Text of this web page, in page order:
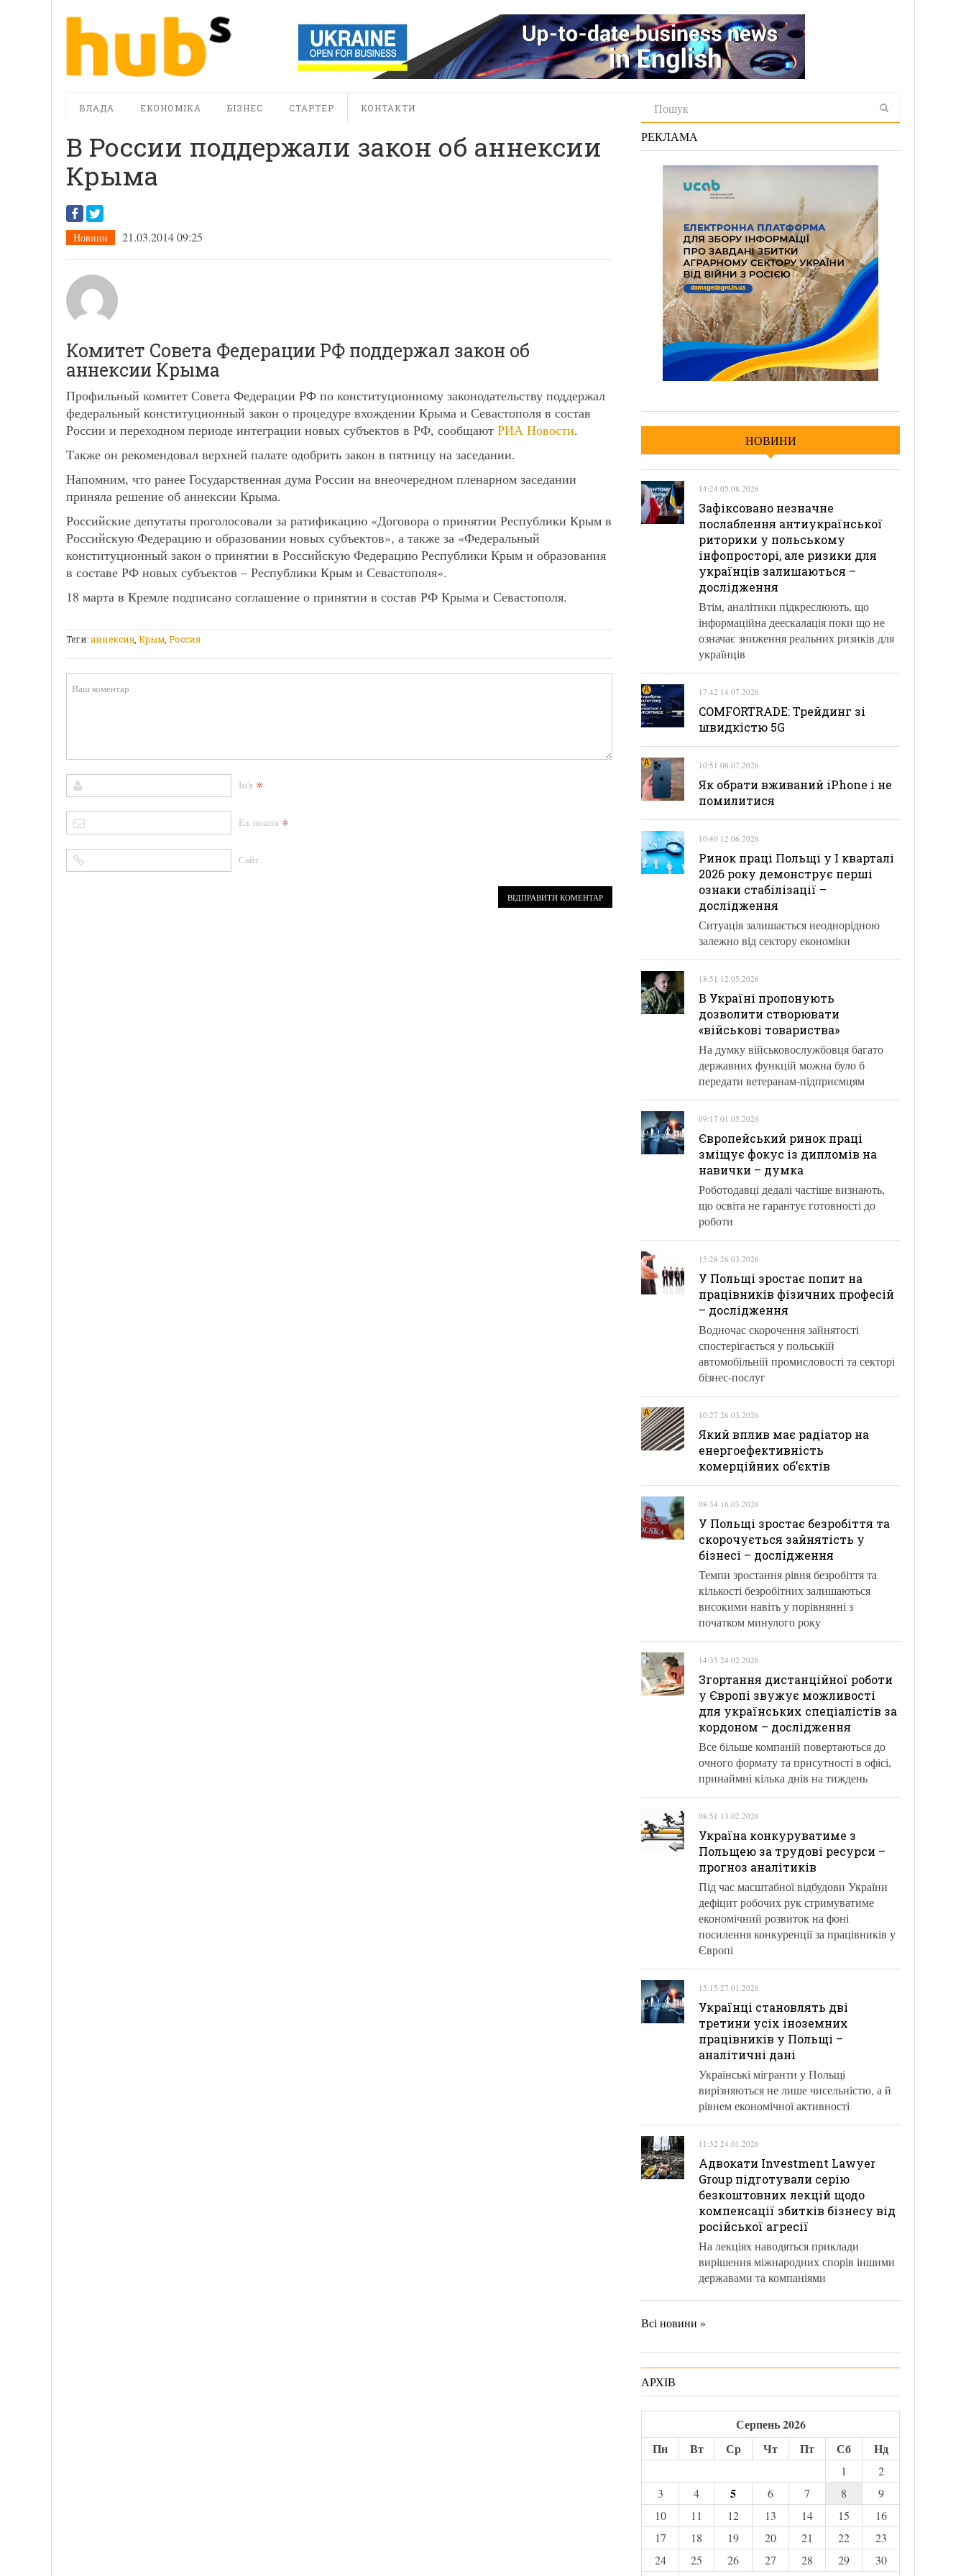
ВЛАДА ЕКОНОМІКА БІЗНЕС СТАРТЕР КОНТАКТИ
В России поддержали закон об аннексии
Крыма
Новини 21.03.2014 09:25
Комитет Совета Федерации РФ поддержал закон об
аннексии Крыма
Профильный комитет Совета Федерации РФ по конституционному законодательству поддержал
федеральный конституционный закон о процедуре вхождении Крыма и Севастополя в состав
России и переходном периоде интеграции новых субъектов в РФ, сообщают РИА Новости.
Также он рекомендовал верхней палате одобрить закон в пятницу на заседании.
Напомним, что ранее Государственная дума России на внеочередном пленарном заседании
приняла решение об аннексии Крыма.
Российские депутаты проголосовали за ратификацию «Договора о принятии Республики Крым в
Российскую Федерацию и образовании новых субъектов», а также за «Федеральный
конституционный закон о принятии в Российскую Федерацию Республики Крым и образования
в составе РФ новых субъектов – Республики Крым и Севастополя».
18 марта в Кремле подписано соглашение о принятии в состав РФ Крыма и Севастополя.
Теги:аннексия Крым Россия
Ім'я *
Ел. пошта *
Сайт
РЕКЛАМА
НОВИНИ
14:24 05.08.2026
Зафіксовано незначне
послаблення антиукраїнської
риторики у польському
інфопросторі, але ризики для
українців залишаються –
дослідження
Втім, аналітики підкреслюють, що
інформаційна деескалація поки що не
означає зниження реальних ризиків для
українців
17:42 14.07.2026
COMFORTRADE: Трейдинг зі
швидкістю 5G
10:51 08.07.2026
Як обрати вживаний iPhone і не
помилитися
10:40 12.06.2026
Ринок праці Польщі у І кварталі
2026 року демонструє перші
ознаки стабілізації –
дослідження
Ситуація залишається неоднорідною
залежно від сектору економіки
18:51 12.05.2026
В Україні пропонують
дозволити створювати
«військові товариства»
На думку військовослужбовця багато
державних функцій можна було б
передати ветеранам-підприємцям
09:17 01.05.2026
Європейський ринок праці
зміщує фокус із дипломів на
навички – думка
Роботодавці дедалі частіше визнають,
що освіта не гарантує готовності до
роботи
15:28 26.03.2026
У Польщі зростає попит на
працівників фізичних професій
– дослідження
Водночас скорочення зайнятості
спостерігається у польській
автомобільній промисловості та секторі
бізнес-послуг
10:27 26.03.2026
Який вплив має радіатор на
енергоефективність
комерційних об’єктів
08:34 16.03.2026
У Польщі зростає безробіття та
скорочується зайнятість у
бізнесі – дослідження
Темпи зростання рівня безробіття та
кількості безробітних залишаються
високими навіть у порівнянні з
початком минулого року
14:35 24.02.2026
Згортання дистанційної роботи
у Європі звужує можливості
для українських спеціалістів за
кордоном – дослідження
Все більше компаній повертаються до
очного формату та присутності в офісі,
принаймні кілька днів на тиждень
08:51 13.02.2026
Україна конкуруватиме з
Польщею за трудові ресурси –
прогноз аналітиків
Під час масштабної відбудови України
дефіцит робочих рук стримуватиме
економічний розвиток на фоні
посилення конкуренції за працівників у
Європі
15:15 27.01.2026
Українці становлять дві
третини усіх іноземних
працівників у Польщі –
аналітичні дані
Українські мігранти у Польщі
вирізняються не лише чисельністю, а й
рівнем економічної активності
11:32 24.01.2026
Адвокати Investment Lawyer
Group підготували серію
безкоштовних лекцій щодо
компенсації збитків бізнесу від
російської агресії
На лекціях наводяться приклади
вирішення міжнародних спорів іншими
державами та компаніями
Всі новини »
АРХІВ
Серпень 2026
Пн
Вт Ср Чт Пт Сб Нд
1
2
3
4 5 6 7 8
9
10
11 12 13 14 15
16
17
18 19 20 21 22
23
24
25 26 27 28 29
30